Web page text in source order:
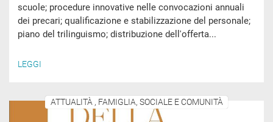
scuole; procedure innovative nelle convocazioni annuali
dei precari; qualificazione e stabilizzazione del personale;
piano del trilinguismo; distribuzione dell'offerta...
LEGGI
ATTUALITÀ , FAMIGLIA, SOCIALE E COMUNITÀ